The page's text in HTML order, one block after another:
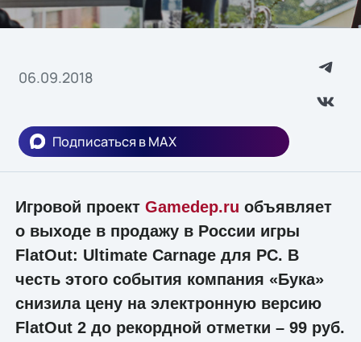
06.09.2018
Подписаться в MAX
Игровой проект Gamedep.ru объявляет
о выходе в продажу в России игры
FlatOut: Ultimate Carnage для PC. В
честь этого события компания «Бука»
снизила цену на электронную версию
FlatOut 2 до рекордной отметки – 99 руб.